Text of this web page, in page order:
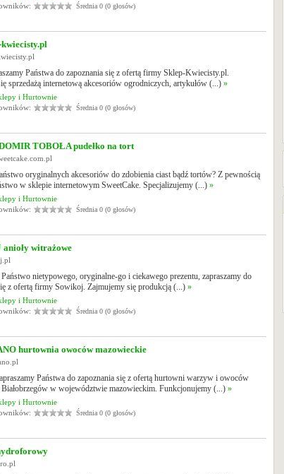
Średnia 0 (0 głosów)
kwiecisty.pl
Państwa do zapoznania się z ofertą firmy Sklep-Kwiecisty.pl.
sprzedażą internetową akcesoriów ogrodniczych, artykułów (...) »
i Hurtownie
Średnia 0 (0 głosów)
TOBOŁA pudełko na tort
oryginalnych akcesoriów do zdobienia ciast bądź tortów? Z pewnością
w sklepie internetowym SweetCake. Specjalizujemy (...) »
i Hurtownie
Średnia 0 (0 głosów)
witrażowe
nietypowego, oryginalne-go i ciekawego prezentu, zapraszamy do
z ofertą firmy Sowikoj. Zajmujemy się produkcją (...) »
i Hurtownie
Średnia 0 (0 głosów)
hurtownia owoców mazowieckie
Państwa do zapoznania się z ofertą hurtowni warzyw i owoców
Białobrzegów w województwie mazowieckim. Funkcjonujemy (...) »
i Hurtownie
Średnia 0 (0 głosów)